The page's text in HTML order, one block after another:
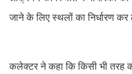
जाने के लिए स्थलों का निर्धारण कर
कलेक्टर ने कहा कि किसी भी तरह